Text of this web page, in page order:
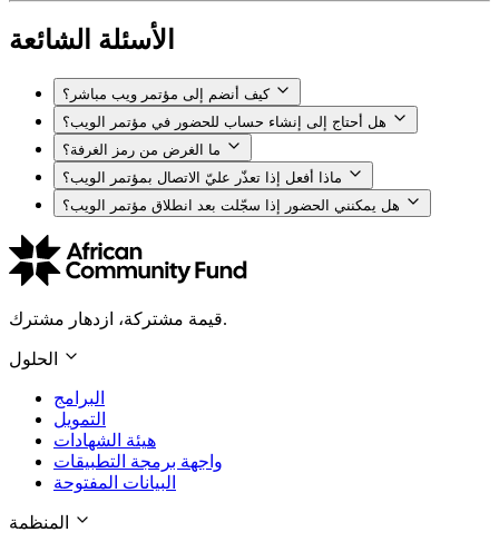
الأسئلة الشائعة
كيف أنضم إلى مؤتمر ويب مباشر؟
هل أحتاج إلى إنشاء حساب للحضور في مؤتمر الويب؟
ما الغرض من رمز الغرفة؟
ماذا أفعل إذا تعذّر عليّ الاتصال بمؤتمر الويب؟
هل يمكنني الحضور إذا سجّلت بعد انطلاق مؤتمر الويب؟
قيمة مشتركة، ازدهار مشترك.
الحلول
البرامج
التمويل
هيئة الشهادات
واجهة برمجة التطبيقات
البيانات المفتوحة
المنظمة